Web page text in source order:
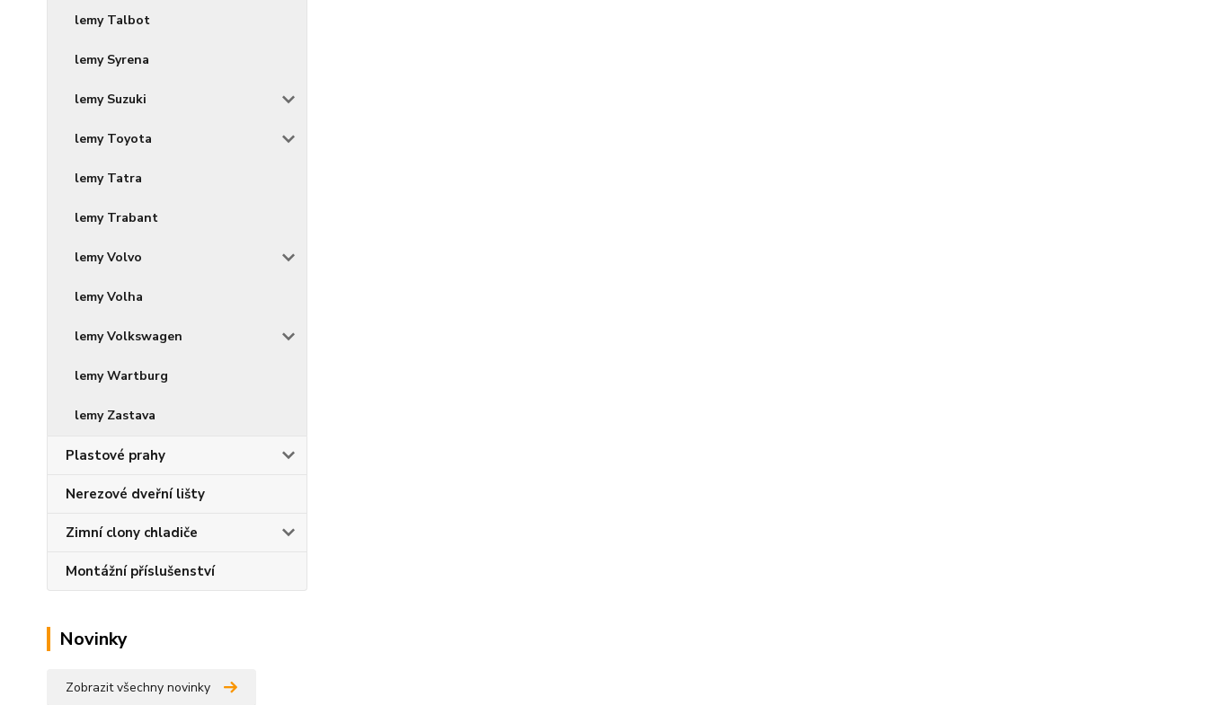
lemy Talbot
lemy Syrena
lemy Suzuki
lemy Toyota
lemy Tatra
lemy Trabant
lemy Volvo
lemy Volha
lemy Volkswagen
lemy Wartburg
lemy Zastava
Plastové prahy
Nerezové dveřní lišty
Zimní clony chladiče
Montážní příslušenství
Novinky
Zobrazit všechny novinky